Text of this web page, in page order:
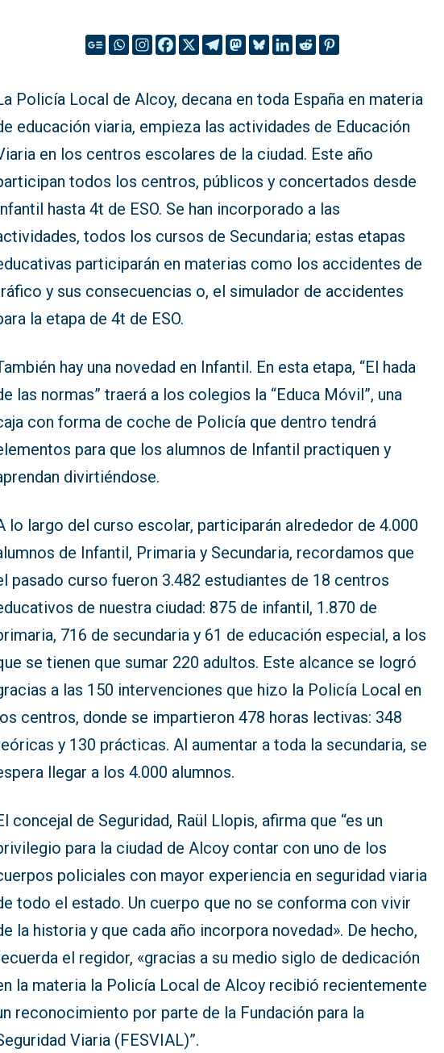
Policía Local de Alcoy, decana en toda España en materia
educación viaria, empieza las actividades de Educación
en los centros escolares de la ciudad. Este año
todos los centros, públicos y concertados desde
hasta 4t de ESO. Se han incorporado a las
todos los cursos de Secundaria; estas etapas
participarán en materias como los accidentes de
y sus consecuencias o, el simulador de accidentes
la etapa de 4t de ESO.
hay una novedad en Infantil. En esta etapa, “El hada
las normas” traerá a los colegios la “Educa Móvil”, una
con forma de coche de Policía que dentro tendrá
para que los alumnos de Infantil practiquen y
divirtiéndose.
lo largo del curso escolar, participarán alrededor de 4.000
de Infantil, Primaria y Secundaria, recordamos que
pasado curso fueron 3.482 estudiantes de 18 centros
de nuestra ciudad: 875 de infantil, 1.870 de
716 de secundaria y 61 de educación especial, a los
se tienen que sumar 220 adultos. Este alcance se logró
a las 150 intervenciones que hizo la Policía Local en
centros, donde se impartieron 478 horas lectivas: 348
y 130 prácticas. Al aumentar a toda la secundaria, se
llegar a los 4.000 alumnos.
concejal de Seguridad, Raül Llopis, afirma que “es un
para la ciudad de Alcoy contar con uno de los
policiales con mayor experiencia en seguridad viaria
todo el estado. Un cuerpo que no se conforma con vivir
la historia y que cada año incorpora novedad». De hecho,
el regidor, «gracias a su medio siglo de dedicación
la materia la Policía Local de Alcoy recibió recientemente
reconocimiento por parte de la Fundación para la
Viaria (FESVIAL)”.